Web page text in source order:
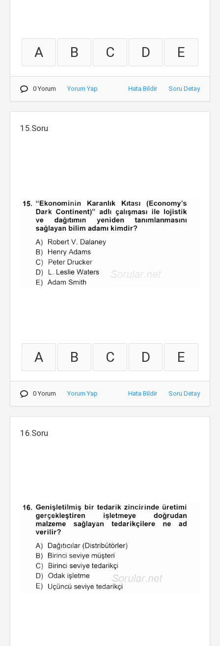
A B C D E
0 Yorum Yorum Yap Hata Bildir Soru Detay
15.Soru
A B C D E
0 Yorum Yorum Yap Hata Bildir Soru Detay
16.Soru